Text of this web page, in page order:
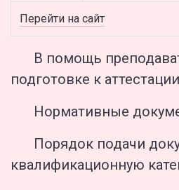
Перейти на сайт
В помощь
подготовке к аттестации
Нормативные
Порядок подачи
квалификационную